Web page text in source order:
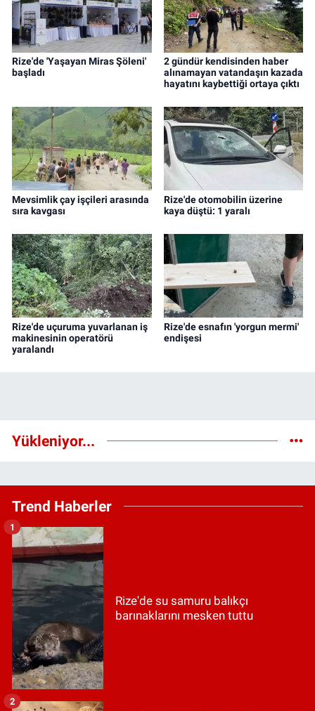
Rize'de 'Yaşayan Miras Şöleni'
başladı
2 gündür kendisinden haber
alınamayan vatandaşın kazada
hayatını kaybettiği ortaya çıktı
Mevsimlik çay işçileri arasında
sıra kavgası
Rize'de otomobilin üzerine
kaya düştü: 1 yaralı
Rize'de uçuruma yuvarlanan iş
makinesinin operatörü
yaralandı
Rize'de esnafın 'yorgun mermi'
endişesi
Yükleniyor...
Trend Haberler
Rize'de su samuru balıkçı
barınaklarını mesken tuttu
1
2